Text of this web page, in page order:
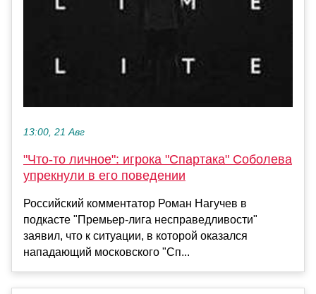
13:00, 21 Авг
"Что-то личное": игрока "Спартака" Соболева
упрекнули в его поведении
Российский комментатор Роман Нагучев в
подкасте "Премьер-лига несправедливости"
заявил, что к ситуации, в которой оказался
нападающий московского "Сп...